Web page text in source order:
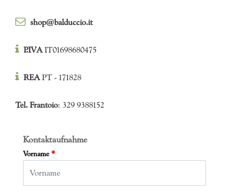
shop@balduccio.it
P.IVA IT01698680475
REA PT - 171828
Tel. Frantoio: 329 9388152
Kontaktaufnahme
Vorname *